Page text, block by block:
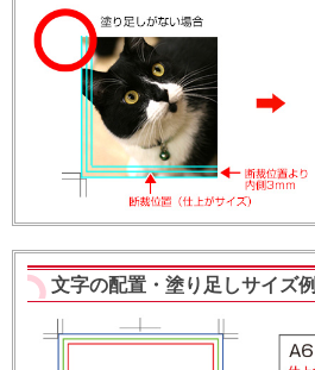
文字の配置・塗り足しサイズ例